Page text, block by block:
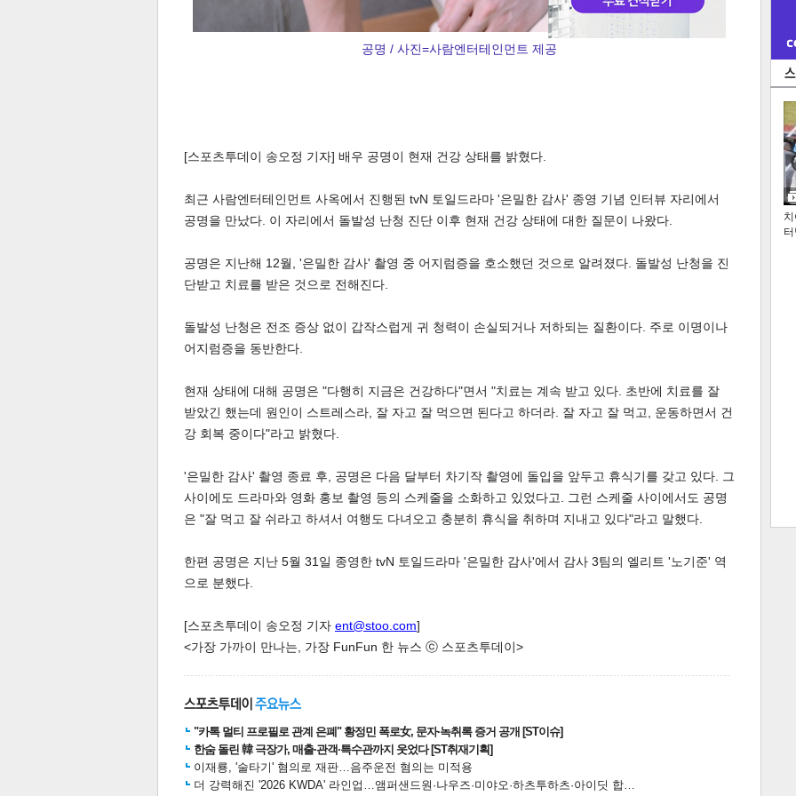
스북 터 공 공유 버블
달기 트 크 트 축 사 하기 보기
공명 / 사진=사람엔터테인먼트 제공
[스포츠투데이 송오정 기자] 배우 공명이 현재 건강 상태를 밝혔다.
최근 사람엔터테인먼트 사옥에서 진행된 tvN 토일드라마 '은밀한 감사' 종영 기념 인터뷰 자리에서
공명을 만났다. 이 자리에서 돌발성 난청 진단 이후 현재 건강 상태에 대한 질문이 나왔다.
공명은 지난해 12월, '은밀한 감사' 촬영 중 어지럼증을 호소했던 것으로 알려졌다. 돌발성 난청을 진
단받고 치료를 받은 것으로 전해진다.
돌발성 난청은 전조 증상 없이 갑작스럽게 귀 청력이 손실되거나 저하되는 질환이다. 주로 이명이나
어지럼증을 동반한다.
현재 상태에 대해 공명은 "다행히 지금은 건강하다"면서 "치료는 계속 받고 있다. 초반에 치료를 잘
받았긴 했는데 원인이 스트레스라, 잘 자고 잘 먹으면 된다고 하더라. 잘 자고 잘 먹고, 운동하면서 건
강 회복 중이다"라고 밝혔다.
'은밀한 감사' 촬영 종료 후, 공명은 다음 달부터 차기작 촬영에 돌입을 앞두고 휴식기를 갖고 있다. 그
사이에도 드라마와 영화 홍보 촬영 등의 스케줄을 소화하고 있었다고. 그런 스케줄 사이에서도 공명
은 "잘 먹고 잘 쉬라고 하셔서 여행도 다녀오고 충분히 휴식을 취하며 지내고 있다"라고 말했다.
한편 공명은 지난 5월 31일 종영한 tvN 토일드라마 '은밀한 감사'에서 감사 3팀의 엘리트 '노기준' 역
으로 분했다.
[스포츠투데이 송오정 기자 ent@stoo.com]
<가장 가까이 만나는, 가장 FunFun 한 뉴스 ⓒ 스포츠투데이>
"카톡 멀티 프로필로 관계 은폐" 황정민 폭로女, 문자·녹취록 증거 공개 [ST이슈]
한숨 돌린 韓 극장가, 매출·관객·특수관까지 웃었다 [ST취재기획]
이재룡, '술타기' 혐의로 재판…음주운전 혐의는 미적용
더 강력해진 '2026 KWDA' 라인업…앰퍼샌드원·나우즈·미야오·하츠투하츠·아이딧 합…